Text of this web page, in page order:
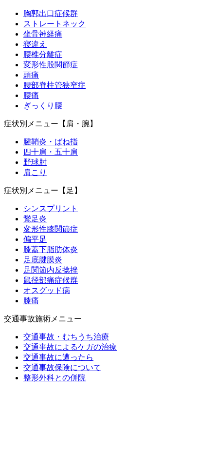
胸郭出口症候群
ストレートネック
坐骨神経痛
寝違え
腰椎分離症
変形性股関節症
頭痛
腰部脊柱管狭窄症
腰痛
ぎっくり腰
症状別メニュー【肩・腕】
腱鞘炎・ばね指
四十肩・五十肩
野球肘
肩こり
症状別メニュー【足】
シンスプリント
鵞足炎
変形性膝関節症
偏平足
膝蓋下脂肪体炎
足底腱膜炎
足関節内反捻挫
鼠径部痛症候群
オスグッド病
膝痛
交通事故施術メニュー
交通事故・むちうち治療
交通事故によるケガの治療
交通事故に遭ったら
交通事故保険について
整形外科との併院